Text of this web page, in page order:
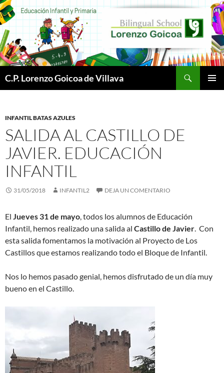
C.P. Lorenzo Goicoa de Villava
INFANTIL BATAS AZULES
SALIDA AL CASTILLO DE
JAVIER. EDUCACIÓN
INFANTIL
31/05/2018 INFANTIL2 DEJA UN COMENTARIO
El Jueves 31 de mayo, todos los alumnos de Educación
Infantil, hemos realizado una salida al Castillo de Javier. Con
esta salida fomentamos la motivación al Proyecto de Los
Castillos que estamos realizando todo el Bloque de Infantil.
Nos lo hemos pasado genial, hemos disfrutado de un día muy
bueno en el Castillo.